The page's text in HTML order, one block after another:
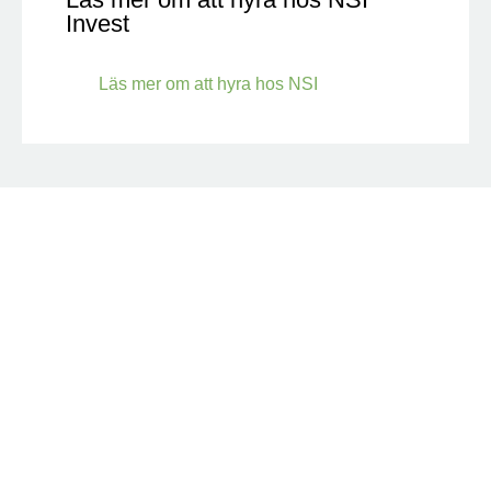
Invest
Läs mer om att hyra hos NSI